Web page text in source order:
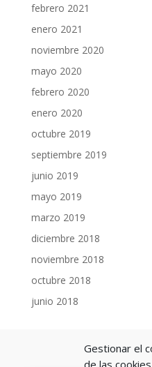
Gestionar el
de las cookies
febrero 2021
enero 2021
noviembre 2020
mayo 2020
febrero 2020
enero 2020
octubre 2019
septiembre 2019
junio 2019
mayo 2019
marzo 2019
diciembre 2018
noviembre 2018
octubre 2018
junio 2018